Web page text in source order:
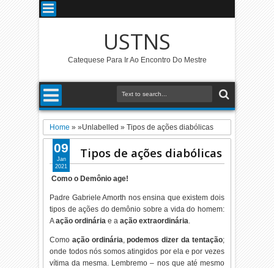
USTNS
Catequese Para Ir Ao Encontro Do Mestre
Home » »Unlabelled »Tipos de ações diabólicas
Tipos de ações diabólicas
Como o Demônio age!
Padre Gabriele Amorth nos ensina que existem dois
tipos de ações do demônio sobre a vida do homem:
Aação ordinária e aação extraordinária.
Comoação ordinária,podemos dizer da tentação;
onde todos nós somos atingidos por ela e por vezes
vítima da mesma. Lembremo – nos que até mesmo
09
Jan
2021